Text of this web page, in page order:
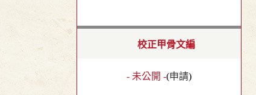
校正甲骨文編
- 未公開 -(申請)